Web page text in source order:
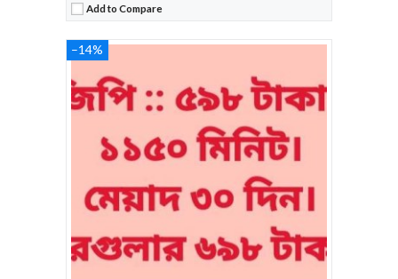
Add to Compare
–14%
Regular Price:
Voice Minute: 300Min
Validity:
30Days